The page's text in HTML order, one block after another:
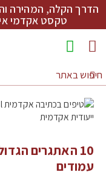
הדרך הקלה, המהירה
טקסט אקדמי
10 האתגרים
עמודים